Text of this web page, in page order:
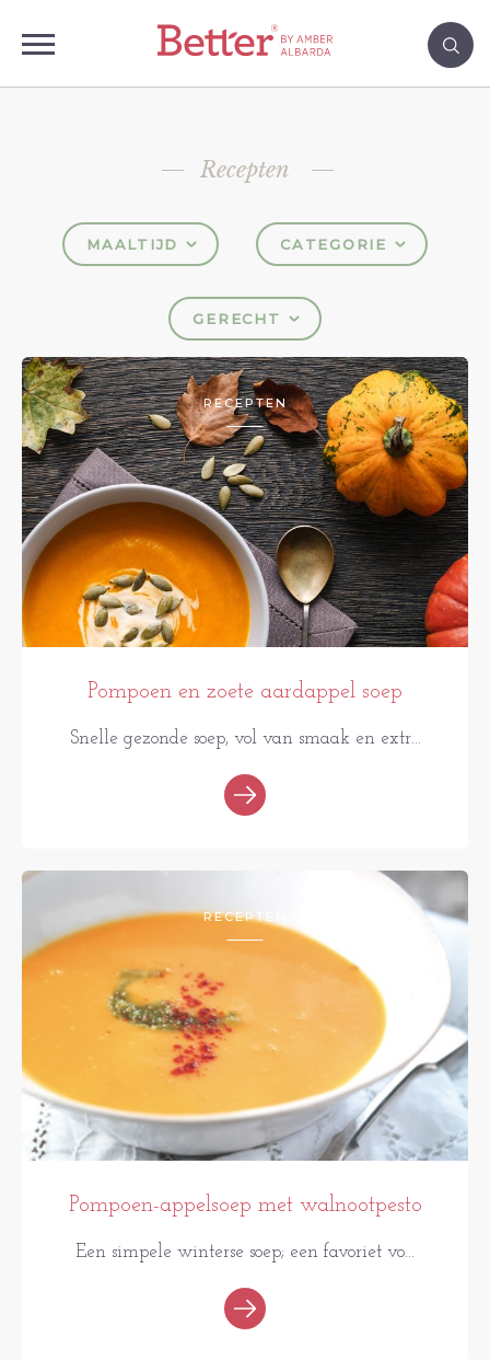
Recepten
MAALTIJD CATEGORIE
GERECHT
RECEPTEN
Pompoen en zoete aardappel soep
Snelle gezonde soep, vol van smaak en extr...
RECEPTEN
Pompoen-appelsoep met walnootpesto
Een simpele winterse soep; een favoriet vo...